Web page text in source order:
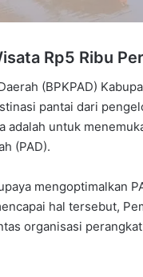
Rp5 Ribu
(BPKPAD)
pantai dari
adalah untuk
(PAD).
mengoptimalkan
hal tersebut,
organisasi